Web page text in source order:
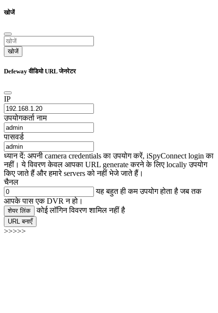
खोजें
खोजें
Defeway वीडियो URL जेनरेटर
IP
उपयोगकर्ता नाम
पासवर्ड
ध्यान दें: अपनी camera credentials का उपयोग करें, iSpyConnect login का
नहीं। ये विवरण केवल आपका URL generate करने के लिए locally उपयोग
किए जाते हैं और हमारे servers को नहीं भेजे जाते हैं।
चैनल
यह बहुत ही कम उपयोग होता है जब तक
आपके पास एक DVR न हो।
शेयर लिंक कोई लॉगिन विवरण शामिल नहीं है
URL बनाएँ
>>>>>